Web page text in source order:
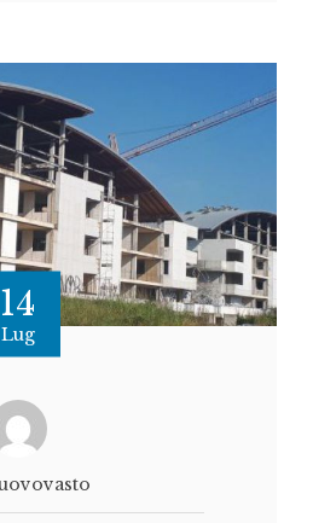
14
Lug